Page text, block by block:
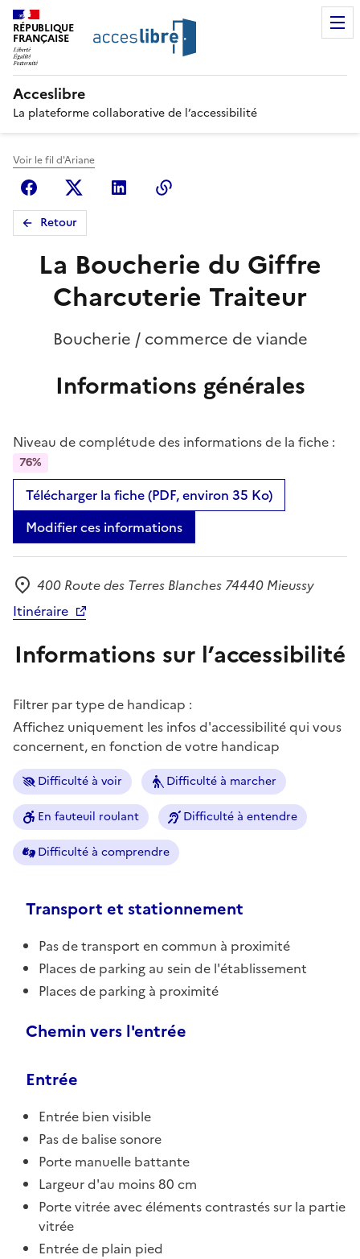
RÉPUBLIQUE
FRANÇAISE
Acceslibre
La plateforme collaborative de l’accessibilité
Voir le fil d'Ariane
FacebookX (anciennement Twitter)
Linkedin
Retour
La Boucherie du Giffre
Charcuterie Traiteur
Boucherie / commerce de viande
Informations générales
Niveau de complétude des informations de la fiche :
76%
Télécharger la fiche (PDF, environ 35 Ko)
Modifier ces informations
Adresse
400 Route des Terres Blanches 74440 Mieussy
Itinéraire
Informations sur l’accessibilité
Filtrer par type de handicap :
Affichez uniquement les infos d'accessibilité qui vous
concernent, en fonction de votre handicap
Difficulté à voir Difficulté à marcher
En fauteuil roulant Difficulté à entendre
Difficulté à comprendre
Transport et stationnement
Pas de transport en commun à proximité
Places de parking au sein de l'établissement
Places de parking à proximité
Chemin vers l'entrée
Entrée
Entrée bien visible
Pas de balise sonore
Porte manuelle battante
Largeur d'au moins 80 cm
Porte vitrée avec éléments contrastés sur la partie
vitrée
Entrée de plain pied